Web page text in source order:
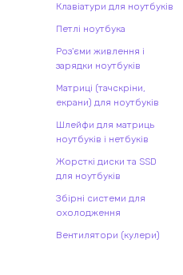
Клавіатури для ноутбуків
Петлі ноутбука
Роз'єми живлення і
зарядки ноутбуків
Матриці (тачскріни,
екрани) для ноутбуків
Шлейфи для матриць
ноутбуків і нетбуків
Жорсткі диски та SSD
для ноутбуків
Збірні системи для
охолодження
Вентилятори (кулери)